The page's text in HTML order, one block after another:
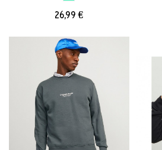
26,99 €